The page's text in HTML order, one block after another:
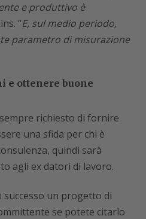
e produttivo è
“E, sul medio periodo,
parametro di misurazione
e ottenere buone
richiesto di fornire
una sfida per chi è
quindi sarà
agli ex datori di lavoro.
successo un progetto di
se potete citarlo